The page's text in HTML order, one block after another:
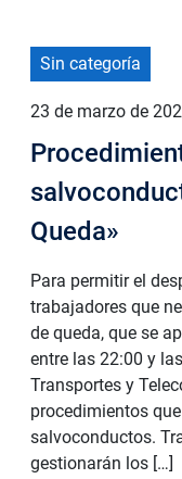
Sin categoría
23 de marzo de
Queda»
Para permitir el
trabajadores que
de queda, que se
entre las 22:00 y
Transportes y
procedimientos
salvoconductos.
gestionarán los […]